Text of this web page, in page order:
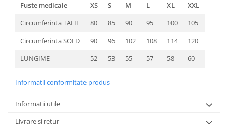
Fuste medicale XS S M L XL
XXL
Circumferinta TALIE
80 85 90 95 100
105
Circumferinta SOLD
90 96 102 108 114
120
LUNGIME
52 53 55 57 58 60
Informatii conformitate produs
Informatii utile
Livrare si retur